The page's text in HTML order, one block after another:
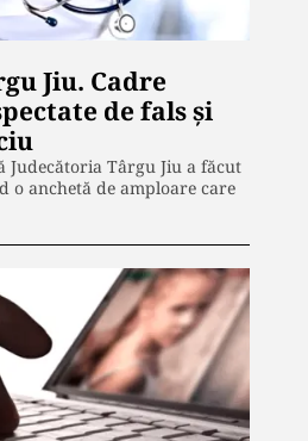
Jiu. Cadre
de fals și
Judecătoria Târgu Jiu a făcut
o anchetă de amploare care